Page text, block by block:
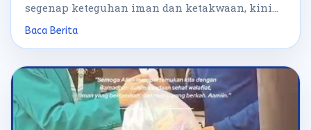
segenap keteguhan iman dan ketakwaan, kini
hari […]
Baca Berita